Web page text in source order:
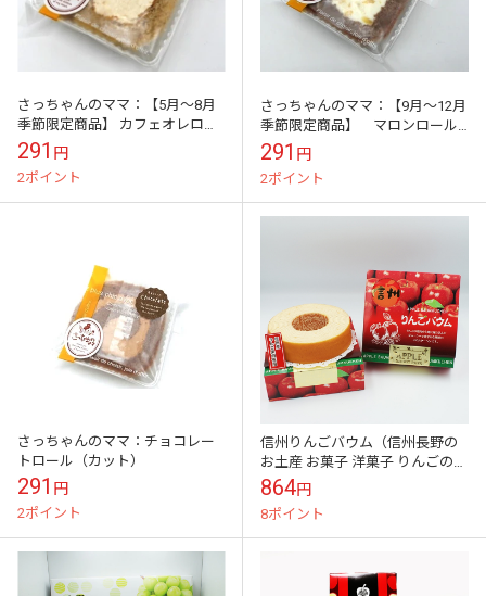
さっちゃんのママ：【5月～8月
季節限定商品】 カフェオレロー
ル（カット）
291 円
2ポイント
さっちゃんのママ：【9月～12月
季節限定商品】 マロンロール
（カット）
291 円
2ポイント
さっちゃんのママ：チョコレー
トロール（カット）
291 円
2ポイント
信州りんごバウム（信州長野の
お土産 お菓子 洋菓子 りんごのお
菓子 林檎パイ りんごぱい バウム
クーヘン バームクーヘン）A
864円
8ポイント